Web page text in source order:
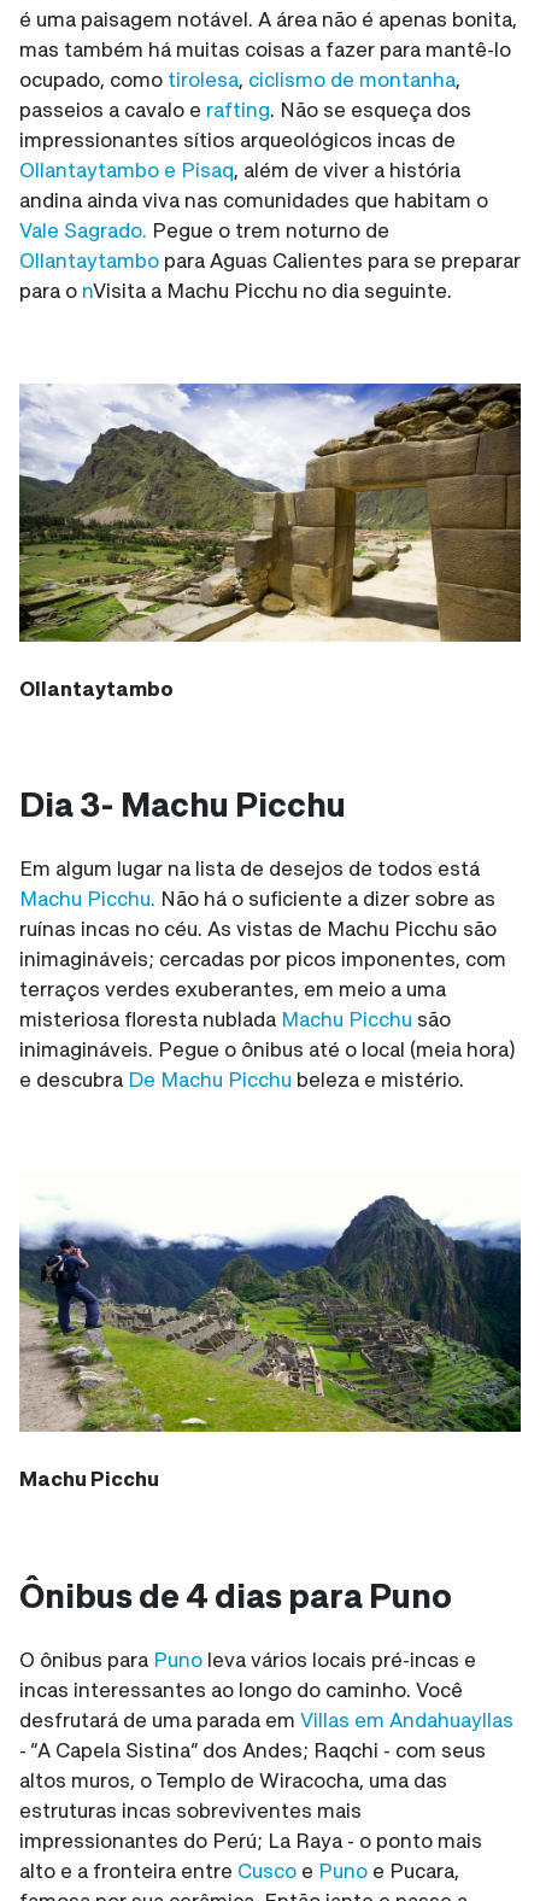
é uma paisagem notável. A área não é apenas bonita,
mas também há muitas coisas a fazer para mantê-lo
ocupado, como tirolesa, ciclismo de montanha,
passeios a cavalo e rafting. Não se esqueça dos
impressionantes sítios arqueológicos incas de
Ollantaytambo e Pisaq, além de viver a história
andina ainda viva nas comunidades que habitam o
Vale Sagrado. Pegue o trem noturno de
Ollantaytambo para Aguas Calientes para se preparar
para o nVisita a Machu Picchu no dia seguinte.
Ollantaytambo
Dia 3- Machu Picchu
Em algum lugar na lista de desejos de todos está
Machu Picchu. Não há o suficiente a dizer sobre as
ruínas incas no céu. As vistas de Machu Picchu são
inimagináveis; cercadas por picos imponentes, com
terraços verdes exuberantes, em meio a uma
misteriosa floresta nublada Machu Picchu são
inimagináveis. Pegue o ônibus até o local (meia hora)
e descubra De Machu Picchu beleza e mistério.
Machu Picchu
Ônibus de 4 dias para Puno
O ônibus para Puno leva vários locais pré-incas e
incas interessantes ao longo do caminho. Você
desfrutará de uma parada em Villas em Andahuayllas
- “A Capela Sistina” dos Andes; Raqchi - com seus
altos muros, o Templo de Wiracocha, uma das
estruturas incas sobreviventes mais
impressionantes do Perú; La Raya - o ponto mais
alto e a fronteira entre Cusco e Puno e Pucara,